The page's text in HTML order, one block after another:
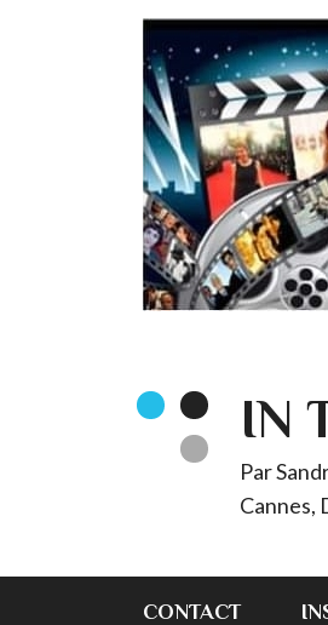
IN
Par
Cannes,
CONTACT